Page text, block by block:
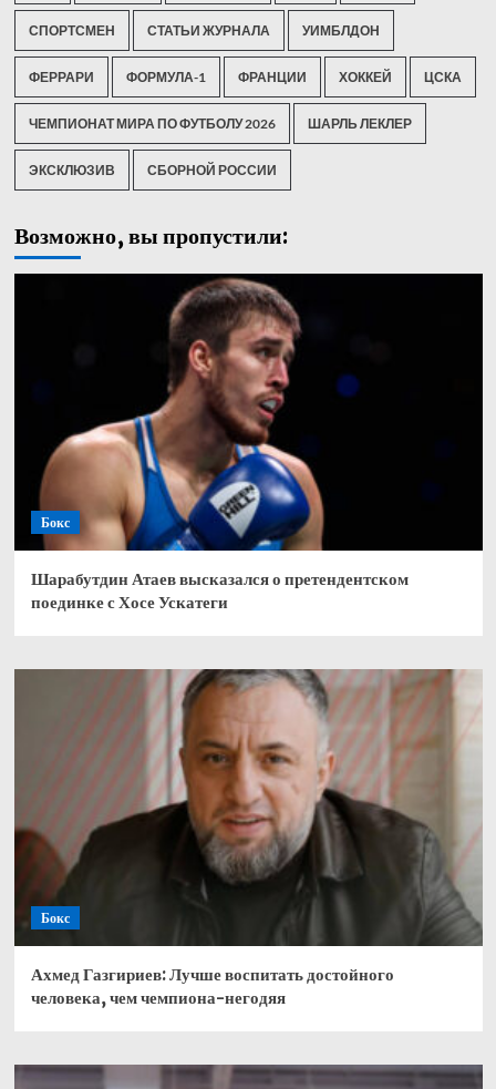
СПОРТСМЕН СТАТЬИ ЖУРНАЛА УИМБЛДОН
ФЕРРАРИ ФОРМУЛА-1 ФРАНЦИИ ХОККЕЙ ЦСКА
ЧЕМПИОНАТ МИРА ПО ФУТБОЛУ 2026 ШАРЛЬ ЛЕКЛЕР
ЭКСКЛЮЗИВ СБОРНОЙ РОССИИ
Возможно, вы пропустили:
Бокс
Шарабутдин Атаев высказался о претендентском
поединке с Хосе Ускатеги
Бокс
Ахмед Газгириев: Лучше воспитать достойного
человека, чем чемпиона-негодяя